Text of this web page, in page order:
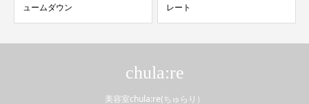
ュームダウン
レート
chula:re
美容室chula:re(ちゅらり）